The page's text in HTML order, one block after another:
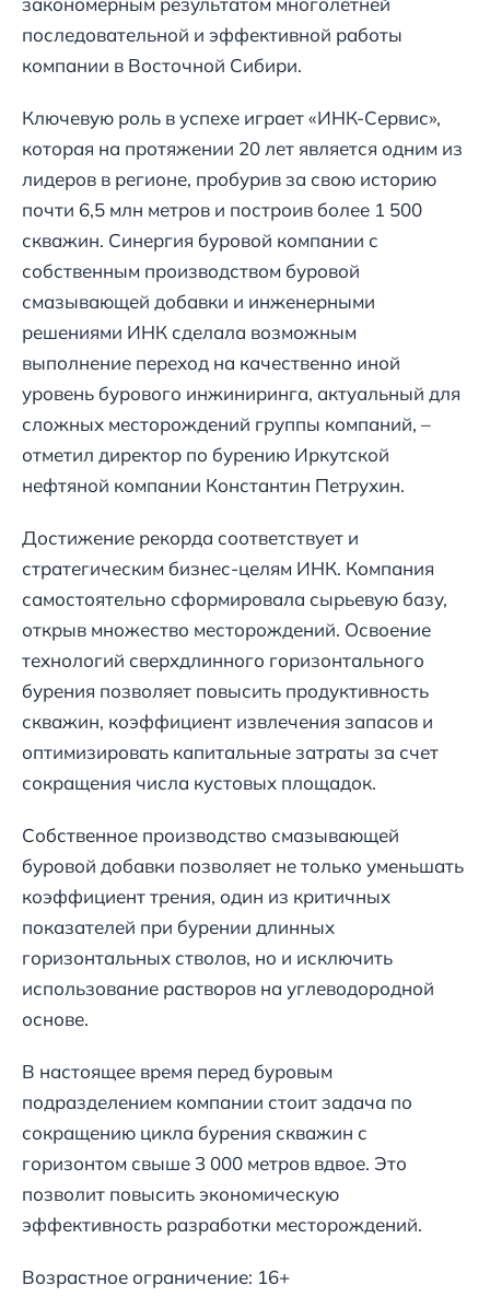
последовательной и эффективной работы
компании в Восточной Сибири.
Ключевую роль в успехе играет «ИНК-Сервис»,
которая на протяжении 20 лет является одним из
лидеров в регионе, пробурив за свою историю
почти 6,5 млн метров и построив более 1 500
скважин. Синергия буровой компании с
собственным производством буровой
смазывающей добавки и инженерными
решениями ИНК сделала возможным
выполнение переход на качественно иной
уровень бурового инжиниринга, актуальный для
сложных месторождений группы компаний, –
отметил директор по бурению Иркутской
нефтяной компании Константин Петрухин.
Достижение рекорда соответствует и
стратегическим бизнес-целям ИНК. Компания
самостоятельно сформировала сырьевую базу,
открыв множество месторождений. Освоение
технологий сверхдлинного горизонтального
бурения позволяет повысить продуктивность
скважин, коэффициент извлечения запасов и
оптимизировать капитальные затраты за счет
сокращения числа кустовых площадок.
Собственное производство смазывающей
буровой добавки позволяет не только уменьшать
коэффициент трения, один из критичных
показателей при бурении длинных
горизонтальных стволов, но и исключить
использование растворов на углеводородной
основе.
В настоящее время перед буровым
подразделением компании стоит задача по
сокращению цикла бурения скважин с
горизонтом свыше 3 000 метров вдвое. Это
позволит повысить экономическую
эффективность разработки месторождений.
Возрастное ограничение: 16+